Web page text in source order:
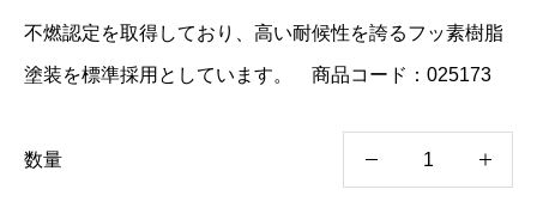
不燃認定を取得しており、高い耐候性を誇るフッ素樹脂
塗装を標準採用としています。 商品コード：025173
数量
燃